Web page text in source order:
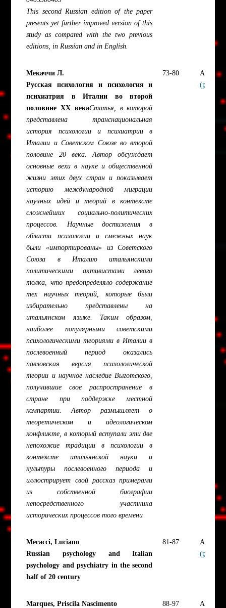
This second Russian edition of the paper
presents yet further improved version of this
study as compared with the two previous
editions, in Russian and in English.
Мекаччи Л.
Русская психология и психология и
психиатрия в Италии во второй
половине ХХ векаСтатья, в которой
представлена транснациональная
история психологии и психиатрии в
Италии и Советском Союзе во второй
половине 20 века. Автор обсуждает
основные вехи в науке и общественной
жизни этих двух стран и показывает
историю международной миграции
научных идей и теорий в контексте
сложнейших социально-политических
процессов. Научные достижения в
области психологии и смежных наук
были «импортированы» из Советского
Союза в Италию итальянскими
политическими активистами левого
толка, что предопределяло содержание
тех научных теорий, которые были
избирательно представлены на
итальянском языке. Таким образом,
наиболее популярными советскими
психологическими теориями в Италии в
послевоенный период оказались
павловская версия психологической
теории и научное наследие Выготского,
получившие свое распространение в
стране при поддержке местной
компартии. Автор размышляет о
теоретическом и идеологическом
конфликте, в который вступали эти две
непохожие традиции в психологии в
контексте итальянской науки и
культуры послевоенного периода и
иллюстрирует свой рассказ примерами
из собственной биографии
непосредственного участника
исторических процессов того времени
73-80
Article
(pdf)
Mecacci, Luciano
Russian psychology and Italian
psychology and psychiatry in the second
half of 20 century
81-87
Article
(pdf)
Marques, Priscila Nascimento
88-97
Article